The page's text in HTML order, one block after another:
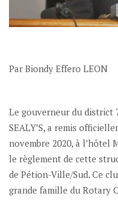
Par Biondy Effero LEON
Le gouverneur du district
SEALY’S, a remis
novembre 2020, à
le règlement de cette
de Pétion-Ville/Sud. Ce
grande famille du Rotary